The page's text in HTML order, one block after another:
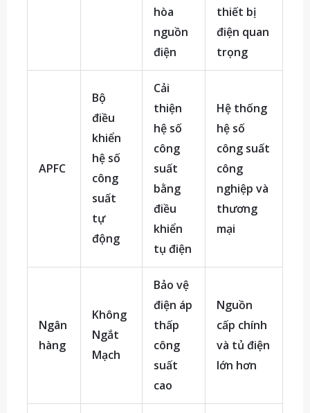
hòa
nguồn
điện
thiết bị
điện quan
trọng
APFC
Bộ
điều
khiển
hệ số
công
suất
tự
động
Cải
thiện
hệ số
công
suất
bằng
điều
khiển
tụ điện
Hệ thống
hệ số
công suất
công
nghiệp và
thương
mại
Ngân
hàng
Không
Ngắt
Mạch
Bảo vệ
điện áp
thấp
công
suất
cao
Nguồn
cấp chính
và tủ điện
lớn hơn